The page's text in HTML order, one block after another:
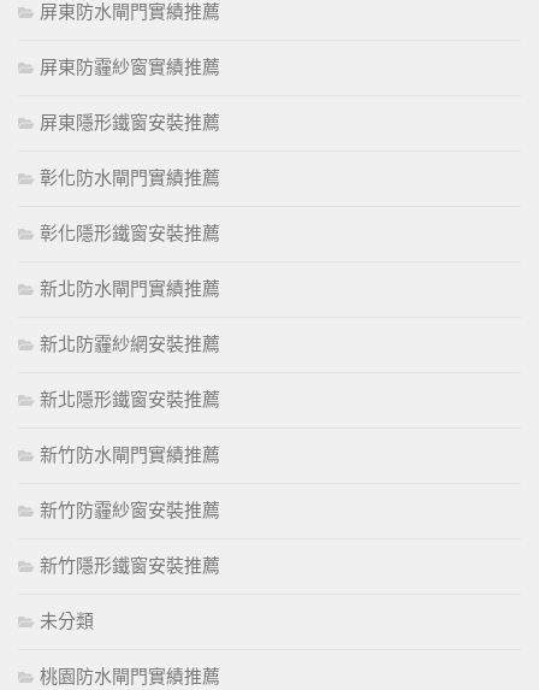
屏東防水閘門實績推薦
屏東防霾紗窗實績推薦
屏東隱形鐵窗安裝推薦
彰化防水閘門實績推薦
彰化隱形鐵窗安裝推薦
新北防水閘門實績推薦
新北防霾紗網安裝推薦
新北隱形鐵窗安裝推薦
新竹防水閘門實績推薦
新竹防霾紗窗安裝推薦
新竹隱形鐵窗安裝推薦
未分類
桃園防水閘門實績推薦